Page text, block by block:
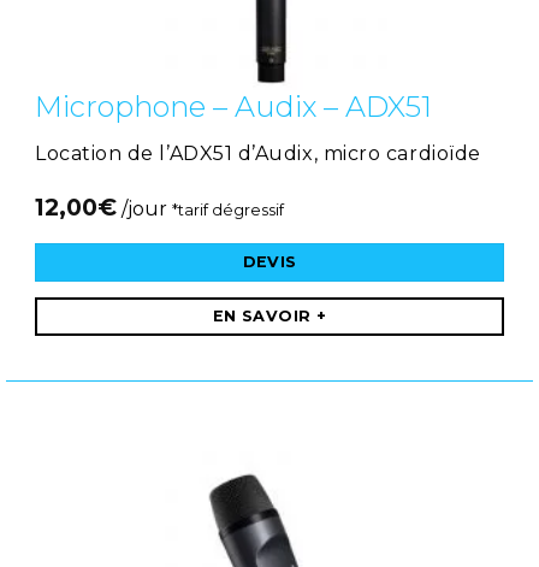
Microphone – Audix – ADX51
Location de l’ADX51 d’Audix, micro cardioïde
12,00€ /jour *tarif dégressif
DEVIS
EN SAVOIR +